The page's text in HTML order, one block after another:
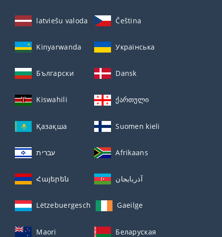
latviešu valoda Čeština
Kinyarwanda Українська
Български Dansk
Kiswahili ქართული
Қазақша Suomen kieli
עברית Afrikaans
Հայերեն آذربايجان
Lëtzebuergesch Gaeilge
Maori Беларуская